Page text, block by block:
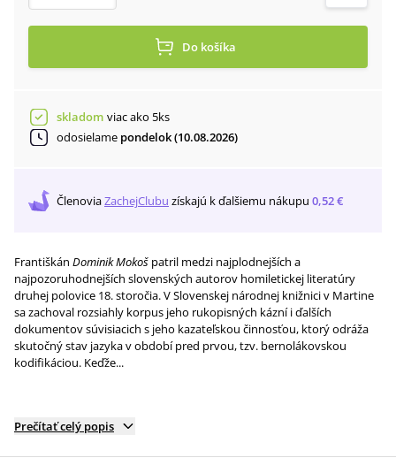
Do košíka
skladom viac ako 5ks
odosielame pondelok (10.08.2026)
ČlenoviaZachejClubu získajú k ďalšiemu nákupu 0,52 €
Františkán Dominik Mokoš patril medzi najplodnejších a
najpozoruhodnejších slovenských autorov homiletickej literatúry
druhej polovice 18. storočia. V Slovenskej národnej knižnici v Martine
sa zachoval rozsiahly korpus jeho rukopisných kázní i ďalších
dokumentov súvisiacich s jeho kazateľskou činnosťou, ktorý odráža
skutočný stav jazyka v období pred prvou, tzv. bernolákovskou
kodifikáciou. Keďže...
Prečítať celý popis